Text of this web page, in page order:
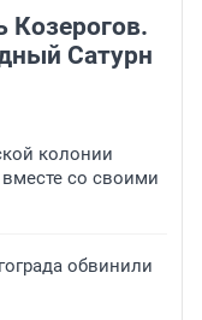
Козерогов.
Сатурн
колонии
со своими
обвинили